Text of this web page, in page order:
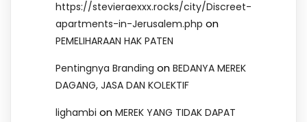
https://stevieraexxx.rocks/city/Discreet-
apartments-in-Jerusalem.php on
PEMELIHARAAN HAK PATEN
Pentingnya Branding on BEDANYA MEREK
DAGANG, JASA DAN KOLEKTIF
lighambi on MEREK YANG TIDAK DAPAT